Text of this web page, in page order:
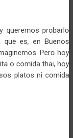
queremos probarlo
es, en Buenos
Pero hoy
o comida thai, hoy
platos ni comida